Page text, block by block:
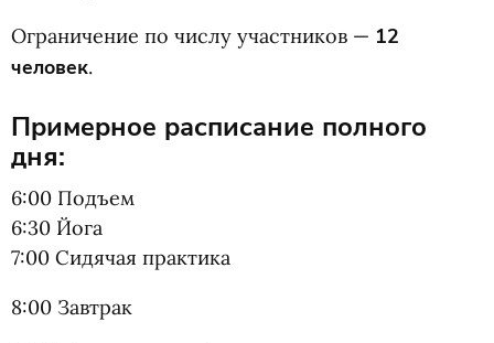
Ограничение по числу участников — 12
человек.
Примерное расписание полного
дня:
6:00 Подъем
6:30 Йога
7:00 Сидячая практика
8:00 Завтрак